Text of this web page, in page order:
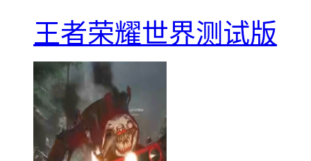
王者荣耀世界测试版